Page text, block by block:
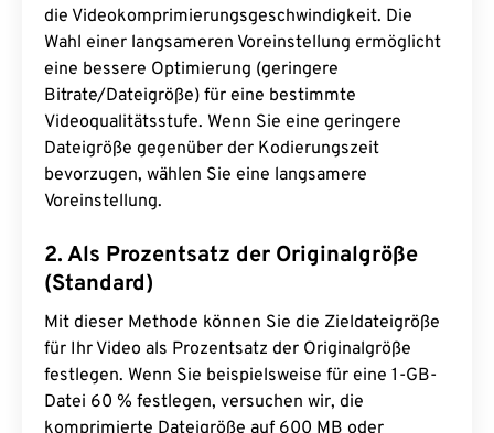
die Videokomprimierungsgeschwindigkeit. Die
Wahl einer langsameren Voreinstellung ermöglicht
eine bessere Optimierung (geringere
Bitrate/Dateigröße) für eine bestimmte
Videoqualitätsstufe. Wenn Sie eine geringere
Dateigröße gegenüber der Kodierungszeit
bevorzugen, wählen Sie eine langsamere
Voreinstellung.
2. Als Prozentsatz der Originalgröße
(Standard)
Mit dieser Methode können Sie die Zieldateigröße
für Ihr Video als Prozentsatz der Originalgröße
festlegen. Wenn Sie beispielsweise für eine 1-GB-
Datei 60 % festlegen, versuchen wir, die